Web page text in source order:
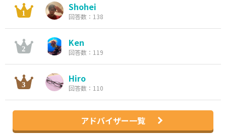
Shohei
回答数：138
Ken
回答数：119
Hiro
回答数：110
アドバイザー一覧